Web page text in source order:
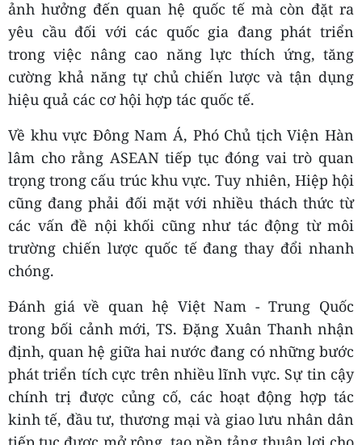
ảnh hưởng đến quan hệ quốc tế mà còn đặt ra
yêu cầu đối với các quốc gia đang phát triển
trong việc nâng cao năng lực thích ứng, tăng
cường khả năng tự chủ chiến lược và tận dụng
hiệu quả các cơ hội hợp tác quốc tế.
Về khu vực Đông Nam Á, Phó Chủ tịch Viện Hàn
lâm cho rằng ASEAN tiếp tục đóng vai trò quan
trọng trong cấu trúc khu vực. Tuy nhiên, Hiệp hội
cũng đang phải đối mặt với nhiều thách thức từ
các vấn đề nội khối cũng như tác động từ môi
trường chiến lược quốc tế đang thay đổi nhanh
chóng.
Đánh giá về quan hệ Việt Nam - Trung Quốc
trong bối cảnh mới, TS. Đặng Xuân Thanh nhận
định, quan hệ giữa hai nước đang có những bước
phát triển tích cực trên nhiều lĩnh vực. Sự tin cậy
chính trị được củng cố, các hoạt động hợp tác
kinh tế, đầu tư, thương mại và giao lưu nhân dân